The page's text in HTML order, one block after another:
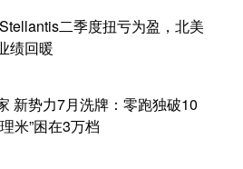
二季度扭亏为盈，北美
绩回暖
新势力7月洗牌：零跑独破10
米”困在3万档